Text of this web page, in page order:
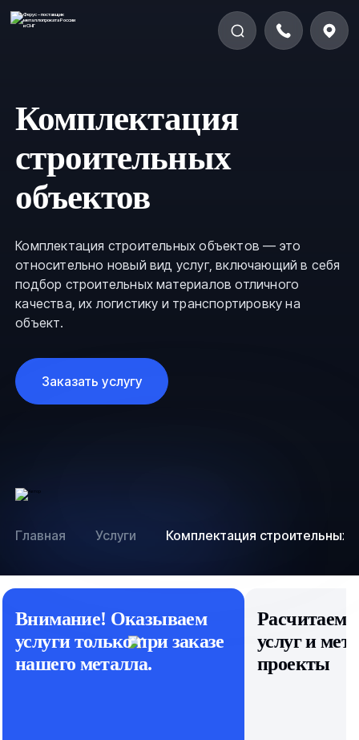
Комплектация
строительных
объектов
Комплектация строительных объектов — это
относительно новый вид услуг, включающий в себя
подбор строительных материалов отличного
качества, их логистику и транспортировку на
объект.
Заказать услугу
Главная Услуги Комплектация строительных
Внимание! Оказываем
услуги только при заказе
нашего металла.
Расчитаем
услуг и
проекты